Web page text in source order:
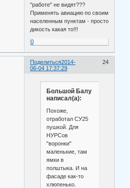
"работе" не видят???
Применять авиацию по своим
населенным пунктам - просто
дикость какая то!!!
0
Поделиться 24
2014-
06-04 17:37:29
Большой Балу
написал(а):
Похоже,
отработал СУ25
пушкой. Для
НУРСов
"воронки"
маленькие, там
ямки в
полштыка. И на
фасаде как-то
хлюпенько.